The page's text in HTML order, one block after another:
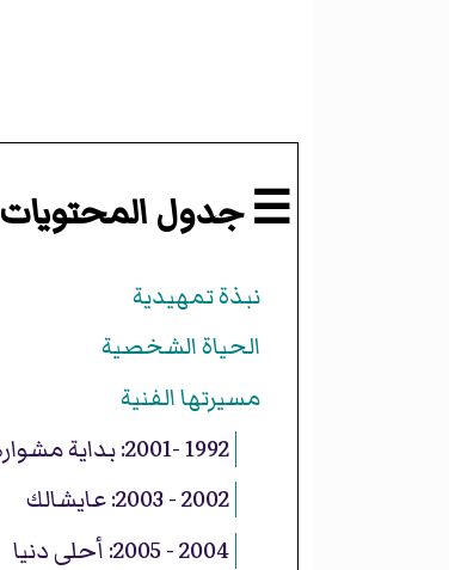
☰ جدول المحتويات
نبذة تمهيدية
الحياة الشخصية
مسيرتها الفنية
1992 -2001: بداية مشوارها الفني
2002 - 2003: عايشالك
2004 - 2005: أحلى دنيا